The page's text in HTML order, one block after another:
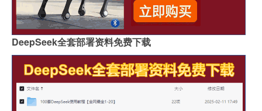
DeepSeek全套部署资料免费下载